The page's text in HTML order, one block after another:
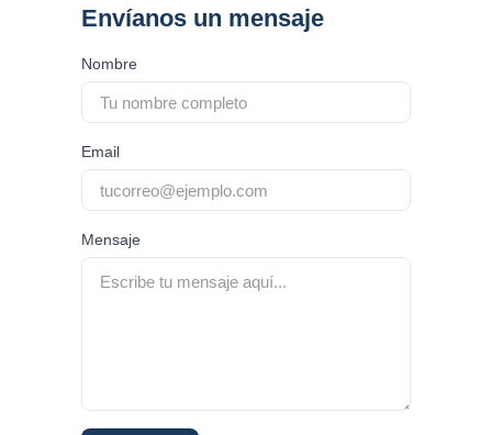
Envíanos un mensaje
Nombre
Email
Mensaje